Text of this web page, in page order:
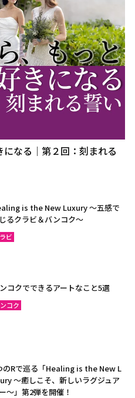
なる｜第２回：刻まれる
is the New Luxury ～五感で
るクラビ＆バンコク～
ビ
コクでできるアートなこと5選
コク
のRで巡る「Healing is the New L
～癒しこそ、新しいラグジュア
〜」第2弾を開催！